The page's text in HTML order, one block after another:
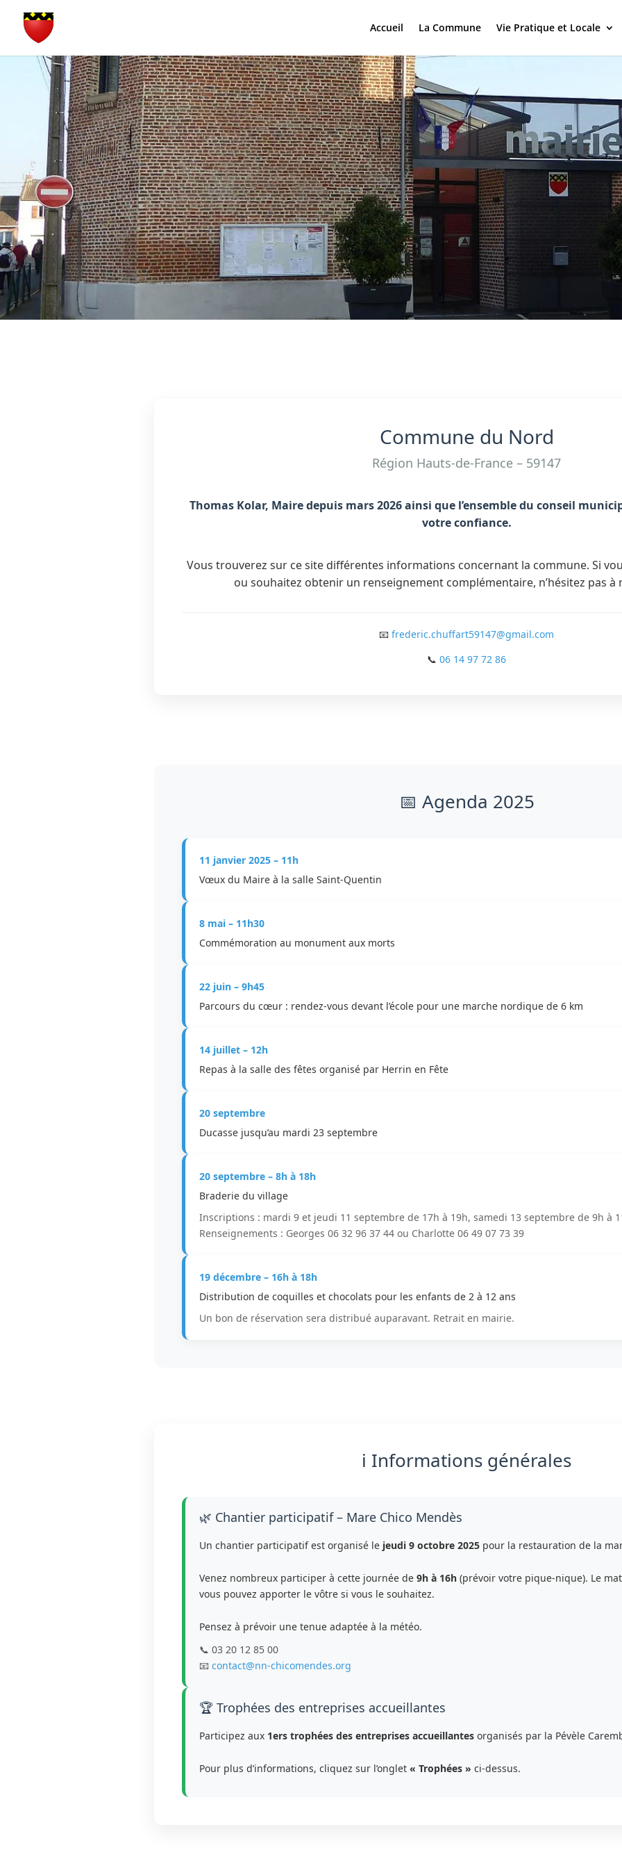
Accueil La Commune Vie Pratique et Locale
Commune du Nord
Région Hauts-de-France – 59147
Thomas Kolar, Maire depuis mars 2026 ainsi que l’ensemble du conseil
votre confiance.
Vous trouverez sur ce site différentes informations concernant la commune. Si
ou souhaitez obtenir un renseignement complémentaire, n’hésitez pas à
📧 frederic.chuffart59147@gmail.com
📞 06 14 97 72 86
📅 Agenda 2025
11 janvier 2025 – 11h
Vœux du Maire à la salle Saint-Quentin
8 mai – 11h30
Commémoration au monument aux morts
22 juin – 9h45
Parcours du cœur : rendez-vous devant l’école pour une marche nordique de 6 km
14 juillet – 12h
Repas à la salle des fêtes organisé par Herrin en Fête
20 septembre
Ducasse jusqu’au mardi 23 septembre
20 septembre – 8h à 18h
Braderie du village
Inscriptions : mardi 9 et jeudi 11 septembre de 17h à 19h, samedi 13 septembre de 9h à
Renseignements : Georges 06 32 96 37 44 ou Charlotte 06 49 07 73 39
19 décembre – 16h à 18h
Distribution de coquilles et chocolats pour les enfants de 2 à 12 ans
Un bon de réservation sera distribué auparavant. Retrait en mairie.
ℹ️ Informations générales
🌿 Chantier participatif – Mare Chico Mendès
Un chantier participatif est organisé le jeudi 9 octobre 2025 pour la restauration de la
Venez nombreux participer à cette journée de 9h à 16h (prévoir votre pique-nique). Le
vous pouvez apporter le vôtre si vous le souhaitez.
Pensez à prévoir une tenue adaptée à la météo.
📞 03 20 12 85 00
📧 contact@nn-chicomendes.org
🏆 Trophées des entreprises accueillantes
Participez aux 1ers trophées des entreprises accueillantes organisés par la Pévèle
Pour plus d’informations, cliquez sur l’onglet « Trophées » ci-dessus.